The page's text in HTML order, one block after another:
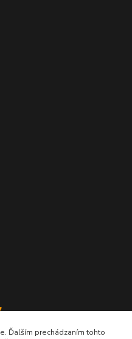
Ďalším prechádzaním tohto